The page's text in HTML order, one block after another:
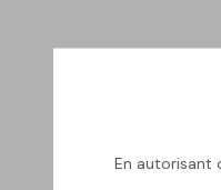
En autorisant